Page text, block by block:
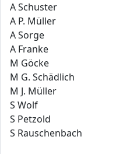
A Schuster
A P. Müller
A Sorge
A Franke
M Göcke
M G. Schädlich
M J. Müller
S Wolf
S Petzold
S Rauschenbach